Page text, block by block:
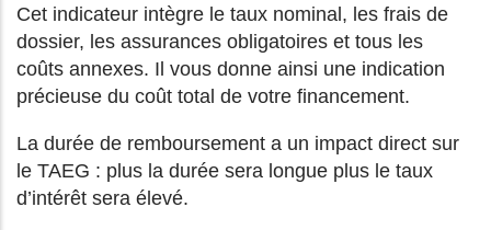
Cet indicateur intègre le taux nominal, les frais de
dossier, les assurances obligatoires et tous les
coûts annexes. Il vous donne ainsi une indication
précieuse du coût total de votre financement.
La durée de remboursement a un impact direct sur
le TAEG : plus la durée sera longue plus le taux
d’intérêt sera élevé.